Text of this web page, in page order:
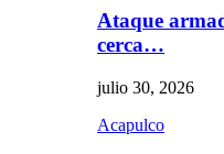
Ataque
cerca…
julio 30, 2026
Acapulco